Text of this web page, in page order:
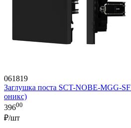
061819
Заглушка поста SCT-NOBE-MGG-
оникс)
39600
₽/шт